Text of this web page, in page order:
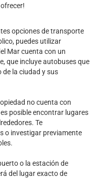
opciones de transporte
puedes utilizar
Mar cuenta con un
que incluye autobuses que
la ciudad y sus
no cuenta con
posible encontrar lugares
Te
o investigar previamente
o la estación de
del lugar exacto de